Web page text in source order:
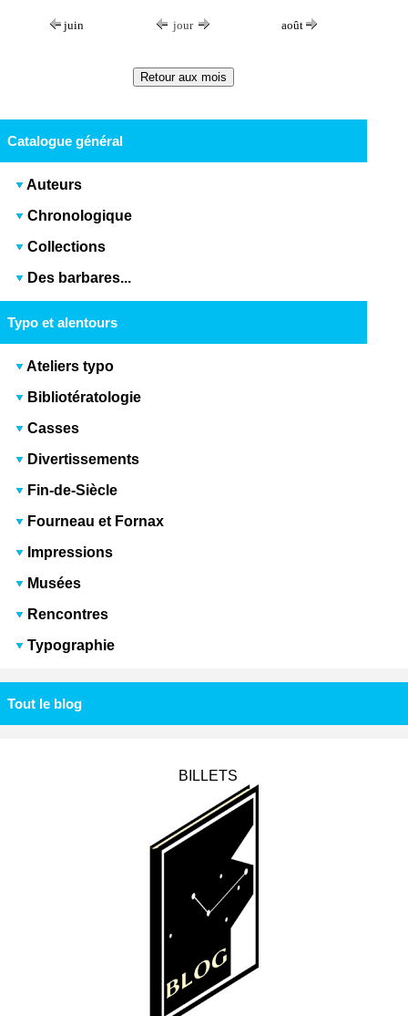
juin jour août
Catalogue général
Auteurs
Chronologique
Collections
Des barbares...
Typo et alentours
Ateliers typo
Bibliotératologie
Casses
Divertissements
Fin-de-Siècle
Fourneau et Fornax
Impressions
Musées
Rencontres
Typographie
Tout le blog
BILLETS